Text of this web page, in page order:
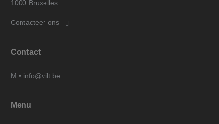
1000 Bruxelles
Contacteer ons
Contact
M • info@vilt.be
Menu